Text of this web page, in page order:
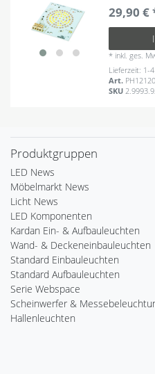
29,90 €
* inkl. ges.
Lieferzeit: 1-
Art.
SKU
Produktgruppen
LED News
Möbelmarkt News
Licht News
LED Komponenten
Kardan Ein- & Aufbauleuchten
Wand- & Deckeneinbauleuchten
Standard Einbauleuchten
Standard Aufbauleuchten
Serie Webspace
Scheinwerfer &
Hallenleuchten